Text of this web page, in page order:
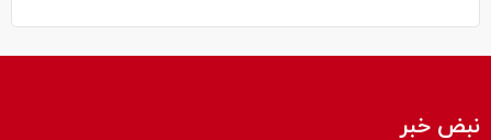
نبض خبر